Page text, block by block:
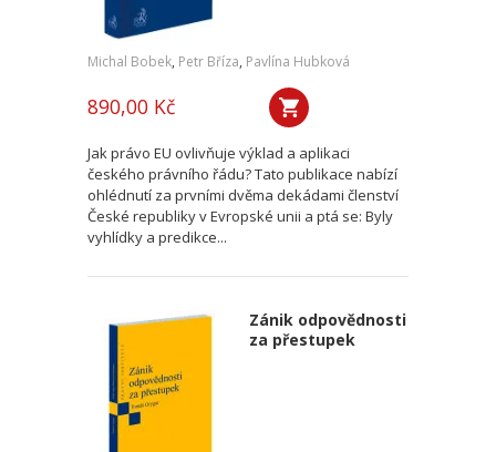
Michal Bobek, Petr Bříza, Pavlína Hubková
890,00 Kč
Jak právo EU ovlivňuje výklad a aplikaci
českého právního řádu? Tato publikace nabízí
ohlédnutí za prvními dvěma dekádami členství
České republiky v Evropské unii a ptá se: Byly
vyhlídky a predikce...
Zánik odpovědnosti
za přestupek